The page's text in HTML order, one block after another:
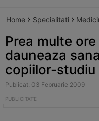
Home › Specialitati ›
Prea multe
dauneaza
copiilor-studiu
Publicat: 03 Februarie 2009